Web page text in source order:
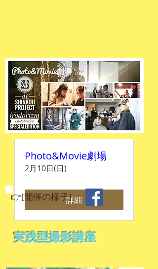
Photo&Movie劇場
2月10日(日)
詳細
👉[開催の様子]
実践型撮影講座